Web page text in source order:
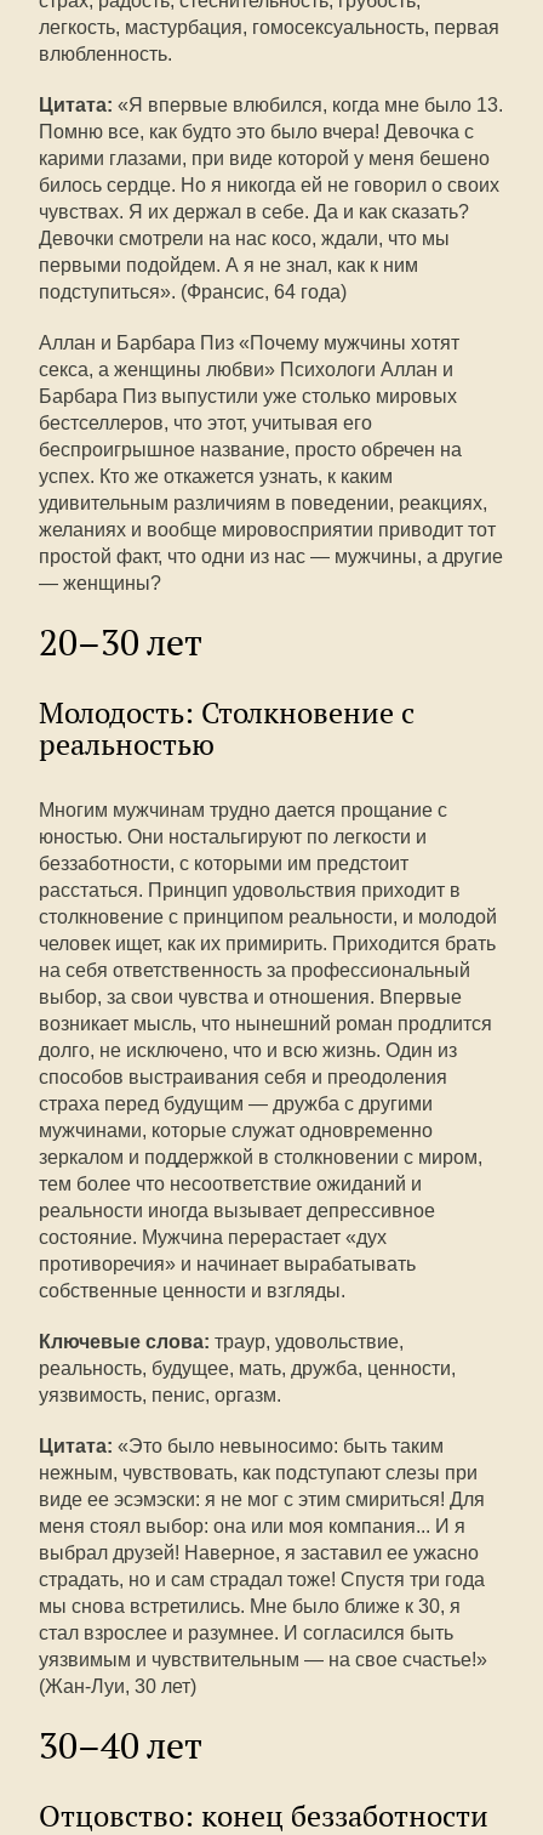
легкость, мастурбация, гомосексуальность, первая
влюбленность.
Цитата: «Я впервые влюбился, когда мне было 13.
Помню все, как будто это было вчера! Девочка с
карими глазами, при виде которой у меня бешено
билось сердце. Но я никогда ей не говорил о своих
чувствах. Я их держал в себе. Да и как сказать?
Девочки смотрели на нас косо, ждали, что мы
первыми подойдем. А я не знал, как к ним
подступиться». (Франсис, 64 года)
Аллан и Барбара Пиз «Почему мужчины хотят
секса, а женщины любви» Психологи Аллан и
Барбара Пиз выпустили уже столько мировых
бестселлеров, что этот, учитывая его
беспроигрышное название, просто обречен на
успех. Кто же откажется узнать, к каким
удивительным различиям в поведении, реакциях,
желаниях и вообще мировосприятии приводит тот
простой факт, что одни из нас — мужчины, а другие
— женщины?
20–30 лет
Молодость: Столкновение с
реальностью
Многим мужчинам трудно дается прощание с
юностью. Они ностальгируют по легкости и
беззаботности, с которыми им предстоит
расстаться. Принцип удовольствия приходит в
столкновение с принципом реальности, и молодой
человек ищет, как их примирить. Приходится брать
на себя ответственность за профессиональный
выбор, за свои чувства и отношения. Впервые
возникает мысль, что нынешний роман продлится
долго, не исключено, что и всю жизнь. Один из
способов выстраивания себя и преодоления
страха перед будущим — дружба с другими
мужчинами, которые служат одновременно
зеркалом и поддержкой в столкновении с миром,
тем более что несоответствие ожиданий и
реальности иногда вызывает депрессивное
состояние. Мужчина перерастает «дух
противоречия» и начинает вырабатывать
собственные ценности и взгляды.
Ключевые слова: траур, удовольствие,
реальность, будущее, мать, дружба, ценности,
уязвимость, пенис, оргазм.
Цитата: «Это было невыносимо: быть таким
нежным, чувствовать, как подступают слезы при
виде ее эсэмэски: я не мог с этим смириться! Для
меня стоял выбор: она или моя компания... И я
выбрал друзей! Наверное, я заставил ее ужасно
страдать, но и сам страдал тоже! Спустя три года
мы снова встретились. Мне было ближе к 30, я
стал взрослее и разумнее. И согласился быть
уязвимым и чувствительным — на свое счастье!»
(Жан-Луи, 30 лет)
30–40 лет
Отцовство: конец беззаботности